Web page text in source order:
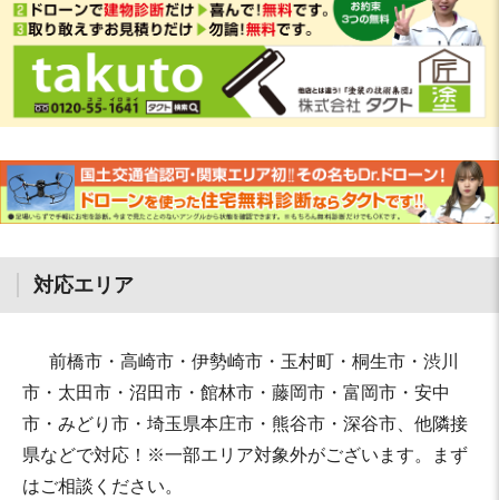
対応エリア
前橋市・高崎市・伊勢崎市・玉村町・桐生市・渋川
市・太田市・沼田市・館林市・藤岡市・富岡市・安中
市・みどり市・埼玉県本庄市・熊谷市・深谷市、他隣接
県などで対応！※一部エリア対象外がございます。まず
はご相談ください。